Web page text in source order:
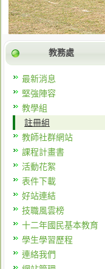
教務處
最新消息
堅強陣容
教學組
註冊組
教師社群網站
課程計畫書
活動花絮
表件下載
好站連結
技職風雲榜
十二年國民基本教育
學生學習歷程
連絡我們